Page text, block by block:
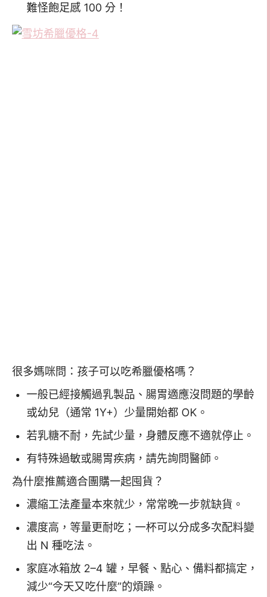
難怪飽足感 100 分！
很多媽咪問：孩子可以吃希臘優格嗎？
一般已經接觸過乳製品、腸胃適應沒問題的學齡
或幼兒（通常 1Y+）少量開始都 OK。
若乳糖不耐，先試少量，身體反應不適就停止。
有特殊過敏或腸胃疾病，請先詢問醫師。
為什麼推薦適合團購一起囤貨？
濃縮工法產量本來就少，常常晚一步就缺貨。
濃度高，等量更耐吃；一杯可以分成多次配料變
出 N 種吃法。
家庭冰箱放 2–4 罐，早餐、點心、備料都搞定，
減少“今天又吃什麼”的煩躁。